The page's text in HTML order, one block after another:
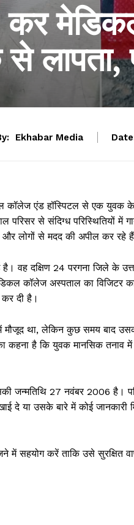
कर
लापता,
Ekhabar Media
कॉलेज एंड हॉस्पिटल से एक युवक के
से संदिग्ध परिस्थितियों में
लोगों से मदद की अपील कर रहे
वह दक्षिण 24 परगना जिले के
कॉलेज अस्पताल का विजिटर
दी है।
मौजूद था, लेकिन कुछ समय बाद
कहना है कि युवक मानसिक तनाव
जन्मतिथि 27 नवंबर 2006 है।
दे या उसके बारे में कोई जानकारी
में सहयोग करें ताकि उसे सुरक्षित